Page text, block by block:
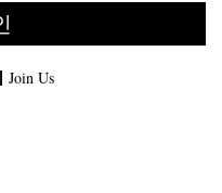
Join Us